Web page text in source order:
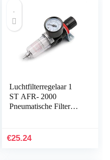
Luchtfilterregelaar 1
ST AFR- 2000
Pneumatische Filter
Compressor
€25.24